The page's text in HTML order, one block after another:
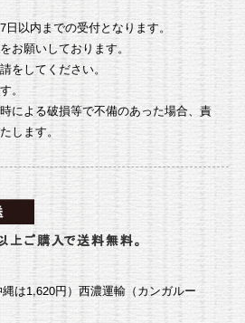
以内までの受付となります。
お願いしております。
をしてください。
。
による破損等で不備のあった場合、責
します。
は1,620円）西濃運輸（カンガルー